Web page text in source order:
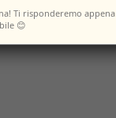
Ti risponderemo appena
😊